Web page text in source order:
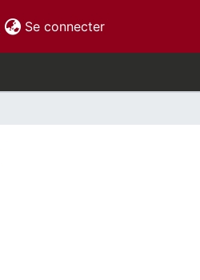
Se connecter(current)